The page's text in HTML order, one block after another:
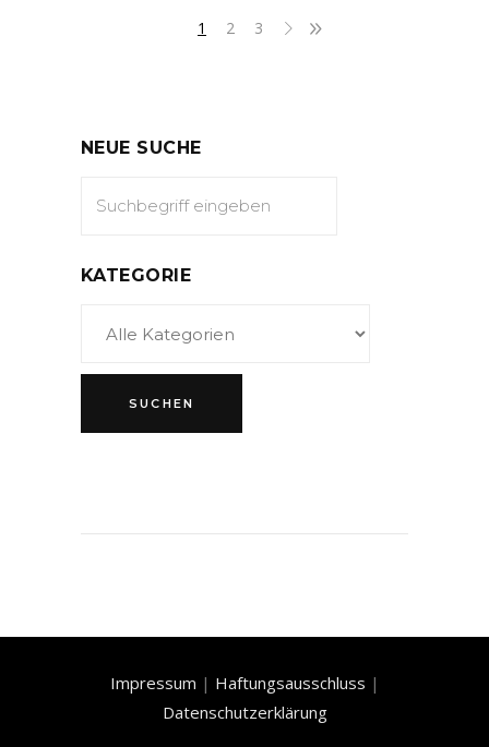
1 2 3
NEUE SUCHE
KATEGORIE
Impressum | Haftungsausschluss |
Datenschutzerklärung